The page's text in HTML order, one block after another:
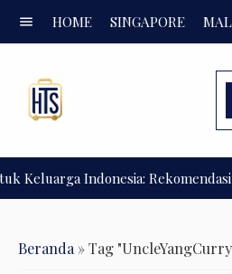
menu HOME SINGAPORE
Keluarga Indonesia: Rekomendasi
Beranda »Tag